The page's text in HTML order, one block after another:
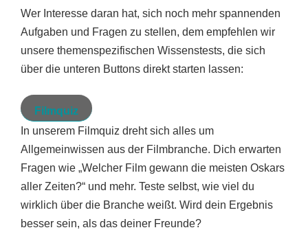
Wer Interesse daran hat, sich noch mehr spannenden
Aufgaben und Fragen zu stellen, dem empfehlen wir
unsere themenspezifischen Wissenstests, die sich
über die unteren Buttons direkt starten lassen:
Filmquiz
In unserem Filmquiz dreht sich alles um
Allgemeinwissen aus der Filmbranche. Dich erwarten
Fragen wie „Welcher Film gewann die meisten Oskars
aller Zeiten?“ und mehr. Teste selbst, wie viel du
wirklich über die Branche weißt. Wird dein Ergebnis
besser sein, als das deiner Freunde?